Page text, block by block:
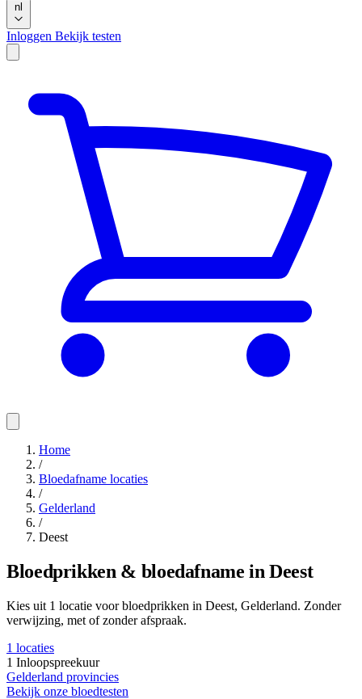
nl
Inloggen Bekijk testen
Home
/
Bloedafname locaties
/
Gelderland
/
Deest
Bloedprikken & bloedafname in Deest
Kies uit 1 locatie voor bloedprikken in Deest, Gelderland. Zonder
verwijzing, met of zonder afspraak.
1 locaties
1 Inloopspreekuur
Gelderland provincies
Bekijk onze bloedtesten